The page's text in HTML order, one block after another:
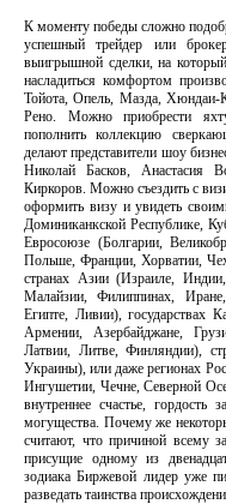
К моменту победы сложно
успешный трейдер или
выигрышной сделки, на
насладиться комфортом
Тойота, Опель, Мазда, Хюндаи-
Рено. Можно приобрести
пополнить коллекцию
делают представители шоу
Николай Басков, Анастасия
Киркоров. Можно съездить с
оформить визу и увидеть
Доминиканкской Республике,
Евросоюзе (Болгарии,
Польше, Франции, Хорватии,
странах Азии (Израиле,
Малайзии, Филиппинах,
Египте, Ливии), государствах
Армении, Азербайджане,
Латвии, Литве, Финляндии),
Украины), или даже регионах
Ингушетии, Чечне, Северной
внутреннее счастье,
могущества. Почему же
считают, что причиной всему
присущие одному из
зодиака Биржевой лидер уже
разведать таинства